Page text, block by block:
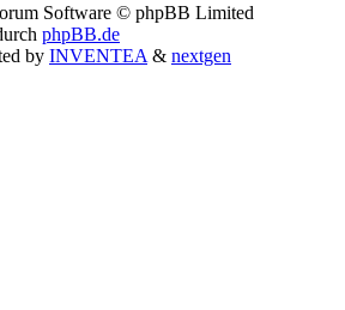
Software © phpBB Limited
phpBB.de
by INVENTEA & nextgen